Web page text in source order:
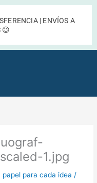
| ENVÍOS A
😉
1.jpg
papel para cada idea /